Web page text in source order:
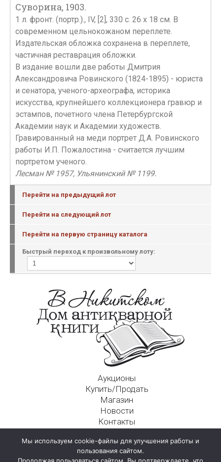
Суворина, 1903.
1 л. фронт. (портр.)., IV, [2], 330 с. 26 х 18 см. В
современном цельнокожаном переплете.
Издательская обложка сохранена в переплете,
частичная реставрация обложки.
В издание вошли две работы Дмитрия
Александровича Ровинского (1824-1895) - юриста
и сенатора, ученого-археографа, историка
искусства, крупнейшего коллекционера гравюр и
эстампов, почетного члена Петербургской
Академии наук и Академии художеств.
Гравированный на меди портрет Д.А. Ровинского
работы И.П. Пожалостина - считается лучшим
портретом ученого.
Лесман № 1957, Ульянинский № 1199.
Перейти на предыдущий лот
Перейти на следующий лот
Перейти на первую страницу каталога
Быстрый переход к произвольному лоту:
Аукционы
Купить/Продать
Магазин
Новости
Контакты
125009, г. Москва, Никитский пер., д. 4а, стр. 1
Мы используем cookie-файлы для улучшения работы и
пользования сайтом.